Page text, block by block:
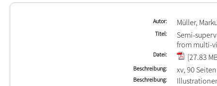
Autor Müller,
Titel
Semi-
from multi-
Datei [27.83
Beschreibung xv, 90 Seiten
Beschreibung